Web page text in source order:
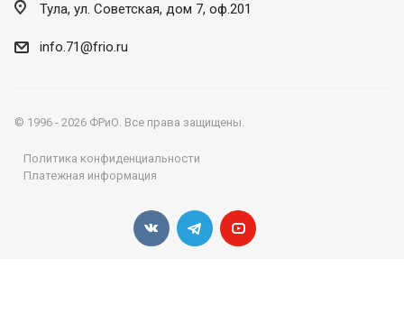
Тула, ул. Советская, дом 7, оф.201
info.71@frio.ru
© 1996 - 2026 ФРиО. Все права защищены.
Политика конфиденциальности
Платежная информация